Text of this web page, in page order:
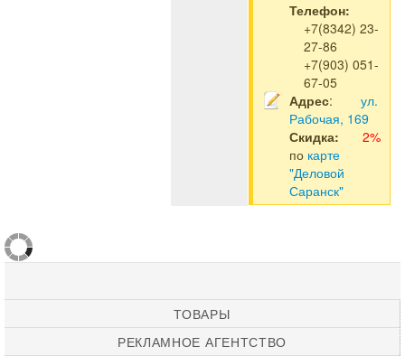
Телефон:
+7(8342) 23-
27-86
+7(903) 051-
67-05
Адрес:
ул.
Рабочая, 169
Скидка:
2%
по карте
"Деловой
Саранск"
ТОВАРЫ
РЕКЛАМНОЕ АГЕНТСТВО